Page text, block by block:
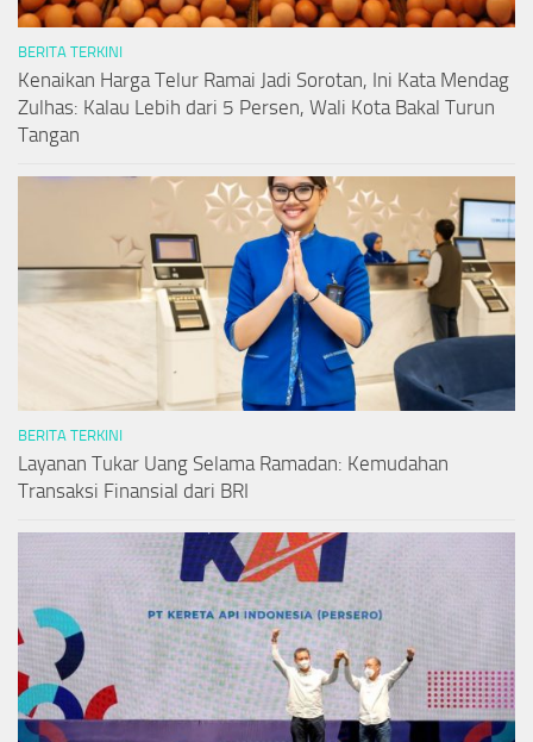
BERITA TERKINI
Kenaikan Harga Telur Ramai Jadi Sorotan, Ini Kata Mendag
Zulhas: Kalau Lebih dari 5 Persen, Wali Kota Bakal Turun
Tangan
BERITA TERKINI
Layanan Tukar Uang Selama Ramadan: Kemudahan
Transaksi Finansial dari BRI